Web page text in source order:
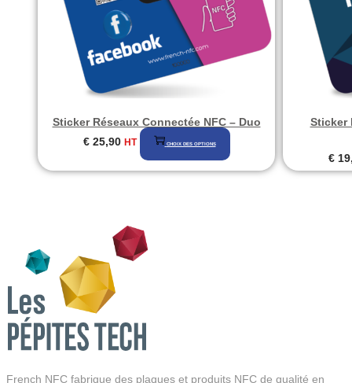
être
sur
du
Sticker Réseaux Connectée NFC – Duo
€25,90 HT CHOIX DES OPTIONS
Sticker
€
French NFC fabrique des plaques et produits NFC de qualité en